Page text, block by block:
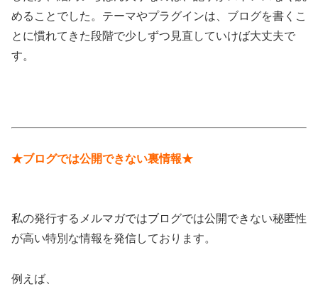
めることでした。テーマやプラグインは、ブログを書くこ
とに慣れてきた段階で少しずつ見直していけば大丈夫で
す。
★ブログでは公開できない裏情報★
私の発行するメルマガではブログでは公開できない秘匿性
が高い特別な情報を発信しております。
例えば、